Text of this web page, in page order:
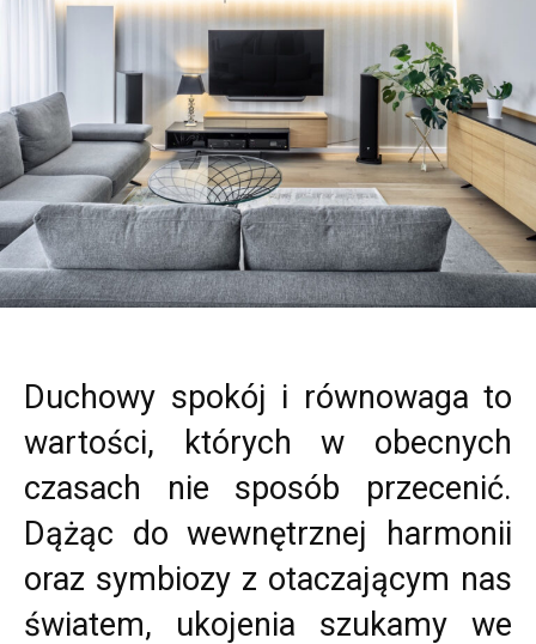
Duchowy spokój i równowaga to
wartości, których w obecnych
czasach nie sposób przecenić.
Dążąc do wewnętrznej harmonii
oraz symbiozy z otaczającym nas
światem, ukojenia szukamy we